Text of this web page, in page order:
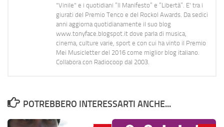
"Vinile" e i quotidiani “Il Manifesto” e “Libertà”. E' tra i
giurati del Premio Tenco e del Rockol Awards. Da sedici
anni aggiorna quotidianamente il suo blog
www.tonyface.blogspot.it dove parla di musica,
cinema, culture varie, sport e con cui ha vinto il Premio
Mei Musicletter del 2016 come miglior blog italiano.
Collabora con Radiocoop dal 2003.
POTREBBERO INTERESSARTI ANCHE...